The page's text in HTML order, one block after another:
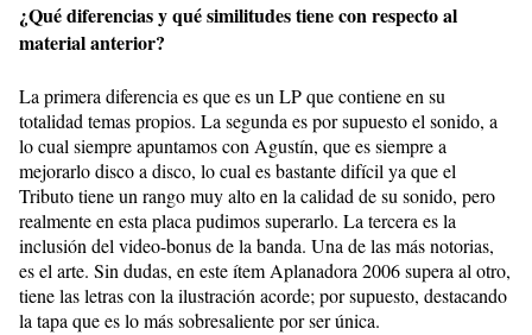
¿Qué diferencias y qué similitudes tiene con respecto al
material anterior?
La primera diferencia es que es un LP que contiene en su
totalidad temas propios. La segunda es por supuesto el sonido, a
lo cual siempre apuntamos con Agustín, que es siempre a
mejorarlo disco a disco, lo cual es bastante difícil ya que el
Tributo tiene un rango muy alto en la calidad de su sonido, pero
realmente en esta placa pudimos superarlo. La tercera es la
inclusión del video-bonus de la banda. Una de las más notorias,
es el arte. Sin dudas, en este ítem Aplanadora 2006 supera al otro,
tiene las letras con la ilustración acorde; por supuesto, destacando
la tapa que es lo más sobresaliente por ser única.